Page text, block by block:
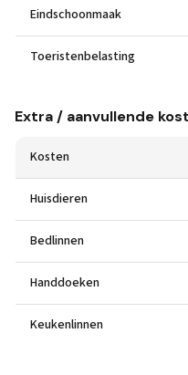
Eindschoonmaak
Toeristenbelasting
Extra / aanvullende
Kosten
Huisdieren
Bedlinnen
Handdoeken
Keukenlinnen